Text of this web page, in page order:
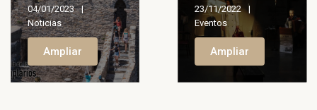
04/01/2023
Noticias
Ampliar
23/11/2022
Eventos
Ampliar